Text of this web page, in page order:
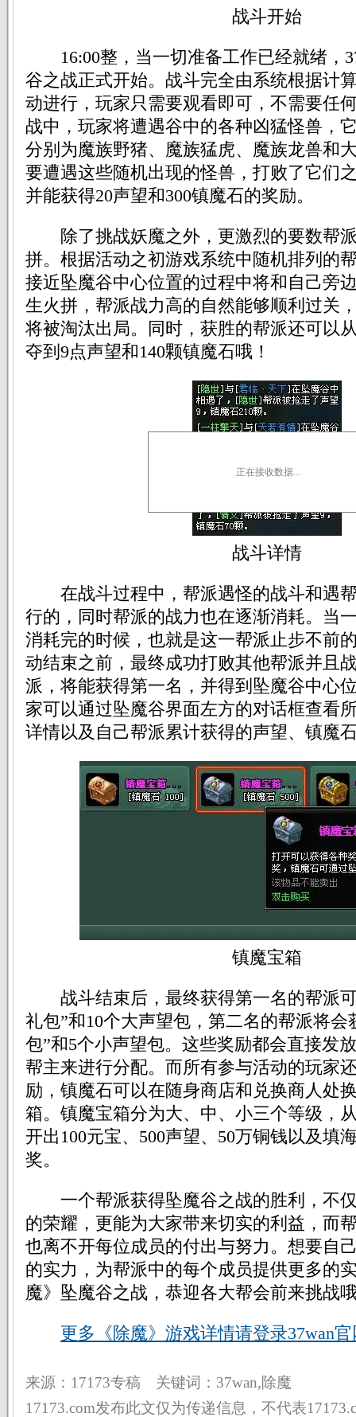
战斗开始
16:00整，当一切准备工作已经就绪，
谷之战正式开始。战斗完全由系统根据计
动进行，玩家只需要观看即可，不需要任
战中，玩家将遭遇谷中的各种凶猛怪兽，
分别为魔族野猪、魔族猛虎、魔族龙兽和
要遭遇这些随机出现的怪兽，打败了它们
并能获得20声望和300镇魔石的奖励。
除了挑战妖魔之外，更激烈的要数帮
拼。根据活动之初游戏系统中随机排列的
接近坠魔谷中心位置的过程中将和自己旁
生火拼，帮派战力高的自然能够顺利过关
将被淘汰出局。同时，获胜的帮派还可以
夺到9点声望和140颗镇魔石哦！
战斗详情
在战斗过程中，帮派遇怪的战斗和遇
行的，同时帮派的战力也在逐渐消耗。当
消耗完的时候，也就是这一帮派止步不前
动结束之前，最终成功打败其他帮派并且
派，将能获得第一名，并得到坠魔谷中心
家可以通过坠魔谷界面左方的对话框查看
详情以及自己帮派累计获得的声望、镇魔
镇魔宝箱
战斗结束后，最终获得第一名的帮派可
礼包”和10个大声望包，第二名的帮派将会
包”和5个小声望包。这些奖励都会直接发
帮主来进行分配。而所有参与活动的玩家
励，镇魔石可以在随身商店和兑换商人处
箱。镇魔宝箱分为大、中、小三个等级，
开出100元宝、500声望、50万铜钱以及填
奖。
一个帮派获得坠魔谷之战的胜利，不
的荣耀，更能为大家带来切实的利益，而
也离不开每位成员的付出与努力。想要自
的实力，为帮派中的每个成员提供更多的
魔》坠魔谷之战，恭迎各大帮会前来挑战
更多《除魔》游戏详情请登录37wan官
来源：17173专稿 关键词：37wan,除魔
17173.com发布此文仅为传递信息，不代表
正在接收数据...